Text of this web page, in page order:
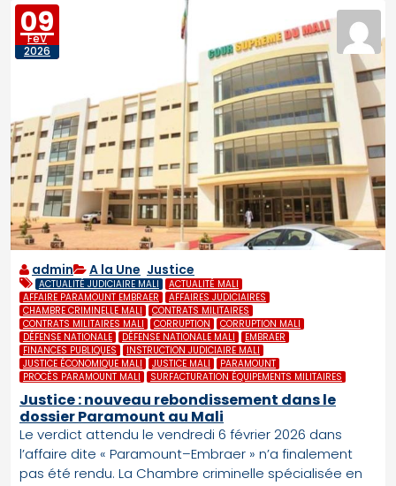
09
FéV
2026
admin A la Une Justice
ACTUALITÉ JUDICIAIRE MALI
ACTUALITÉ MALI
AFFAIRE PARAMOUNT EMBRAER
AFFAIRES JUDICIAIRES
CHAMBRE CRIMINELLE MALI
CONTRATS MILITAIRES
CONTRATS MILITAIRES MALI
CORRUPTION
CORRUPTION MALI
DÉFENSE NATIONALE
DÉFENSE NATIONALE MALI
EMBRAER
FINANCES PUBLIQUES
INSTRUCTION JUDICIAIRE MALI
JUSTICE ÉCONOMIQUE MALI
JUSTICE MALI
PARAMOUNT
PROCÈS PARAMOUNT MALI
SURFACTURATION ÉQUIPEMENTS MILITAIRES
Justice : nouveau rebondissement dans le
dossier Paramount au Mali
Le verdict attendu le vendredi 6 février 2026 dans
l’affaire dite « Paramount–Embraer » n’a finalement
pas été rendu. La Chambre criminelle spécialisée en